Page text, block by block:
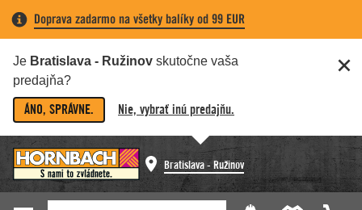
Doprava zadarmo na všetky balíky od 99 EUR
Je Bratislava - Ružinov skutočne vaša
predajňa?
ÁNO, SPRÁVNE. Nie, vybrať inú predajňu.
Bratislava - Ružinov